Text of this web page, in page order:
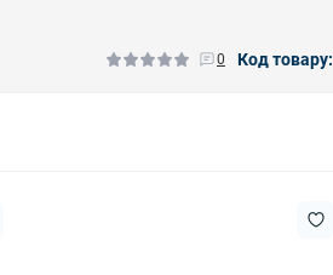
0 Код товару: